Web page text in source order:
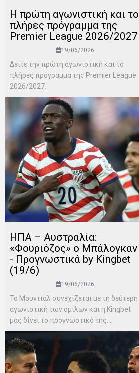
H πρώτη αγωνιστική και το
πλήρες πρόγραμμα της
Premier League 2026/2027
19/06/2026
Δείτε την πρώτη αγωνιστική και το
πλήρες πρόγραμμα της Premier League
2026/2027.
ΗΠΑ – Αυστραλία:
«Φουριόζος» ο Μπάλογκαν
- Προγνωστικά by Kingbet
(19/6)
19/06/2026
Το Μουντιάλ συνεχίζεται με τη δεύτερη
αγωνιστική των ομίλων και η Kingbet
μας δίνει το προγνωστικό της...